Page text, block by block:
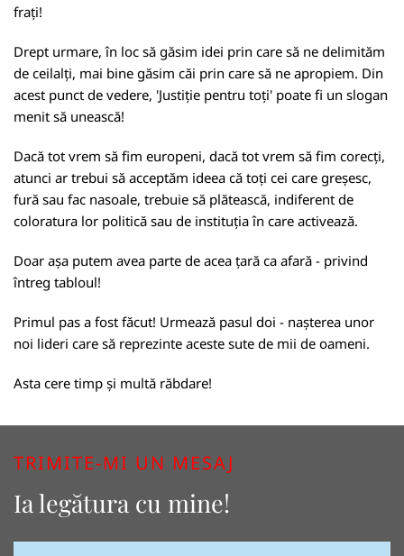
frați!
Drept urmare, în loc să găsim idei prin care să ne delimităm
de ceilalți, mai bine găsim căi prin care să ne apropiem. Din
acest punct de vedere, 'Justiție pentru toți' poate fi un slogan
menit să unească!
Dacă tot vrem să fim europeni, dacă tot vrem să fim corecți,
atunci ar trebui să acceptăm ideea că toți cei care greșesc,
fură sau fac nasoale, trebuie să plătească, indiferent de
coloratura lor politică sau de instituția în care activează.
Doar așa putem avea parte de acea țară ca afară - privind
întreg tabloul!
Primul pas a fost făcut! Urmează pasul doi - nașterea unor
noi lideri care să reprezinte aceste sute de mii de oameni.
Asta cere timp și multă răbdare!
TRIMITE-MI UN MESAJ
Ia legătura cu mine!